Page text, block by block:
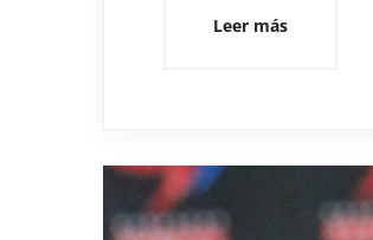
Leer más